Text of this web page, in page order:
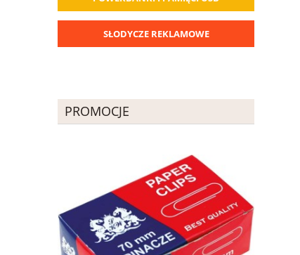
SŁODYCZE REKLAMOWE
PROMOCJE